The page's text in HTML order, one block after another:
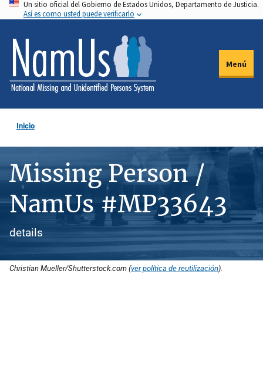
Pasar
al
contenido
principal
Un sitio oficial del Gobierno de Estados Unidos, Departamento de Justicia.
Así es como usted puede verificarlo
Menú
Inicio
Missing Person /
NamUs #MP33643
details
Christian Mueller/Shutterstock.com (ver política de reutilización).